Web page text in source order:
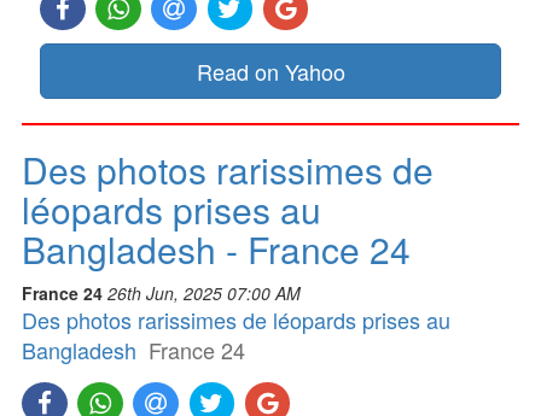
Read on Yahoo
Des photos rarissimes de
léopards prises au
Bangladesh - France 24
France 24 26th Jun, 2025 07:00 AM
Des photos rarissimes de léopards prises au
Bangladesh France 24